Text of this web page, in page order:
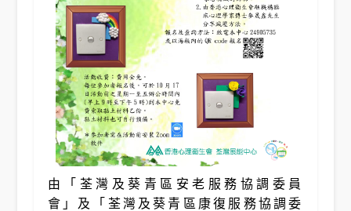
由「荃灣及葵青區安老服務協調委員
會」及「荃灣及葵青區康復服務協調委